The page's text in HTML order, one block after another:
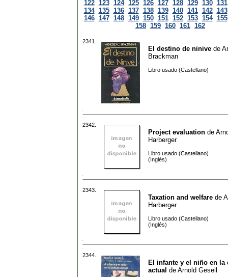
122 123 124 125 126 127 128 129 130 131
134 135 136 137 138 139 140 141 142 143
146 147 148 149 150 151 152 153 154 155
158 159 160 161 162
2341.
El destino de ninive de
Brackman
Libro usado (Castellano)
2342.
Project evaluation de
Harberger
Libro usado (Castellano)
(Inglés)
2343.
Taxation and welfare de
Harberger
Libro usado (Castellano)
(Inglés)
2344.
El infante y el niño en la
actual de Arnold Gesell